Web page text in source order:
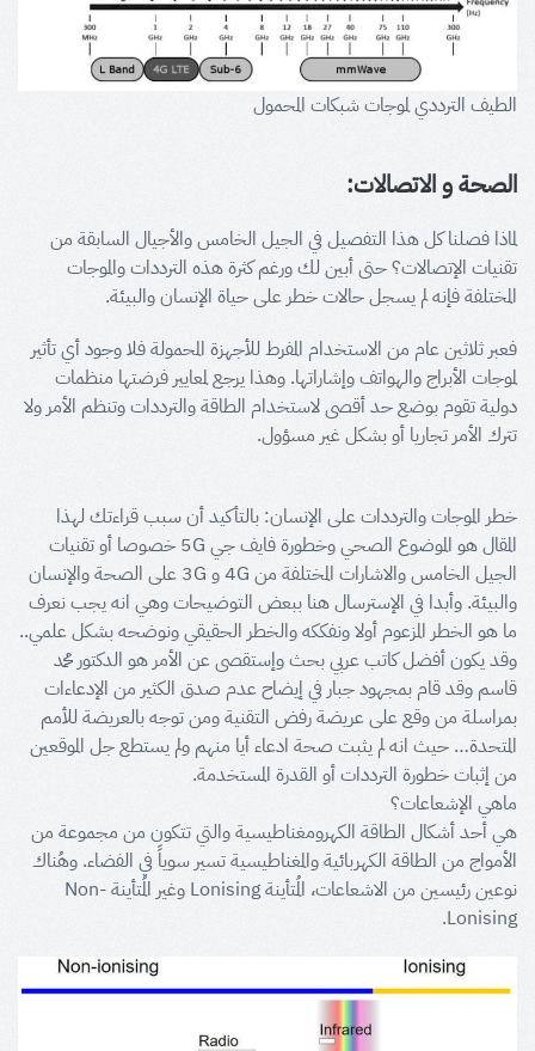
الطيف الترددي لموجات شبكات المحمول
الصحة و الاتصالات:
لماذا فصلنا كل هذا التفصيل في الجيل الخامس والأجيال السابقة من
تقنيات الإتصالات؟ حتى أبين لك ورغم كثرة هذه الترددات والموجات
المختلفة فإنه لم يسجل حالات خطر على حياة الإنسان والبيئة.
فعبر ثلاثين عام من الاستخدام المفرط للأجهزة المحمولة فلا وجود أي تأثير
لموجات الأبراج والهواتف وإشاراتها. وهذا يرجع لمعايير فرضتها منظمات
دولية تقوم بوضع حد أقصى لاستخدام الطاقة والترددات وتنظم الأمر ولا
تترك الأمر تجاريا أو بشكل غير مسؤول.
خطر الموجات والترددات على الإنسان: بالتأكيد أن سبب قراءتك لهذا
المقال هو الموضوع الصحي وخطورة فايف جي 5G خصوصا أو تقنيات
الجيل الخامس والاشارات المختلفة من 4G و 3G على الصحة والإنسان
والبيئة. وأبدا في الإسترسال هنا ببعض التوضيحات وهي انه يجب نعرف
ما هو الخطر المزعوم أولا ونفككه والخطر الحقيقي ونوضحه بشكل علمي..
وقد يكون أفضل كاتب عربي بحث وإستقصى عن الأمر هو الدكتور محمد
قاسم وقد قام بمجهود جبار في إيضاح عدم صدق الكثير من الإدعاءات
بمراسلة من وقع على عريضة رفض التقنية ومن توجه بالعريضة للأمم
المتحدة… حيث انه لم يثبت صحة ادعاء أيا منهم ولم يستطع جل الموقعين
من إثبات خطورة الترددات أو القدرة المستخدمة.
ماهي الإشعاعات؟
هي أحد أشكال الطاقة الكهرومغناطيسية والتي تتكون من مجموعة من
الأمواج من الطاقة الكهربائية والمغناطيسية تسير سوياً في الفضاء. وهُناك
نوعين رئيسين من الاشعاعات، المُتأينة Lonising وغير المُتأينة Non-
Lonising.